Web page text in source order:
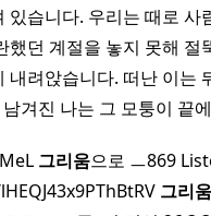
있습니다. 우리는 때로 사
던 계절을 놓지 못해 절
려앉습니다. 떠난 이는
겨진 나는 그 모퉁이 끝
그리움으로 ㅡ869
그리움